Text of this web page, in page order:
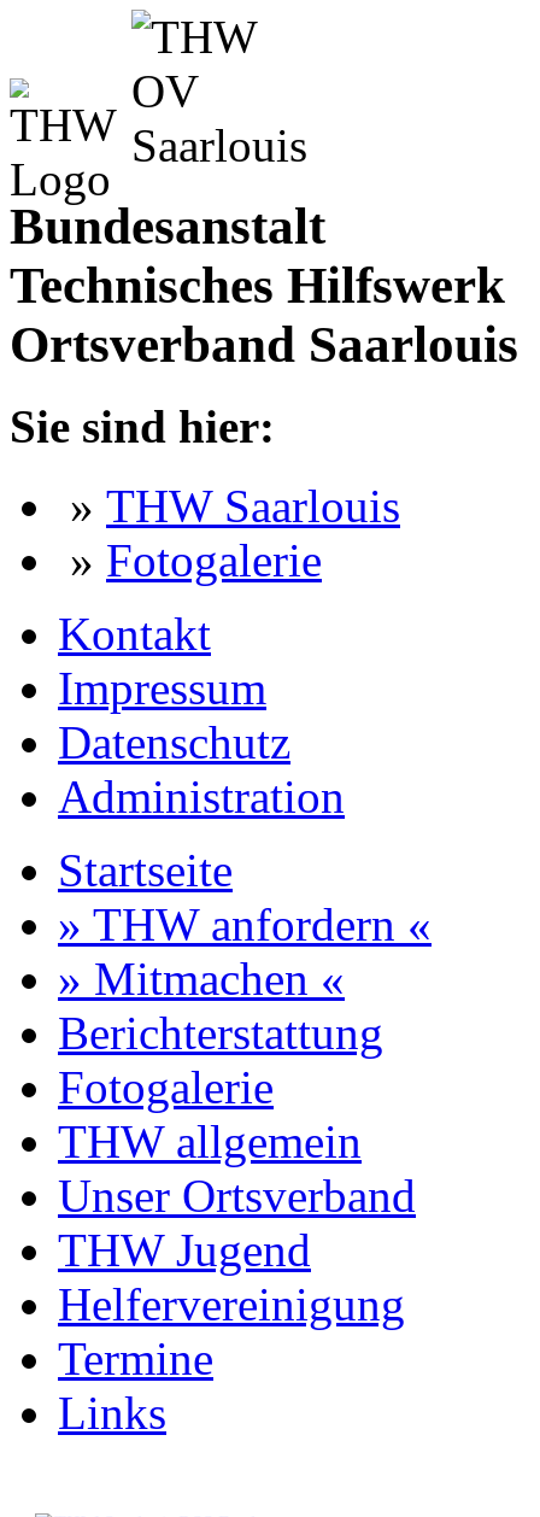
Bundesanstalt
Technisches Hilfswerk
Ortsverband Saarlouis
Sie sind hier:
» THW Saarlouis
» Fotogalerie
Kontakt
Impressum
Datenschutz
Administration
Startseite
» THW anfordern «
» Mitmachen «
Berichterstattung
Fotogalerie
THW allgemein
Unser Ortsverband
THW Jugend
Helfervereinigung
Termine
Links